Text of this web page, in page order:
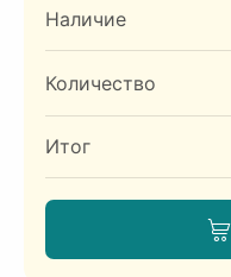
Наличие
Количество
Итог